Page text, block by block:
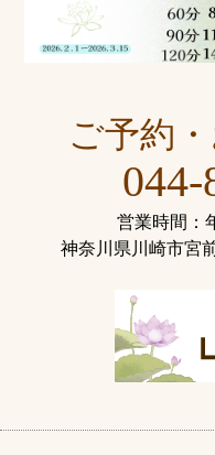
ご予約
044-
営業時間：
神奈川県川崎市宮